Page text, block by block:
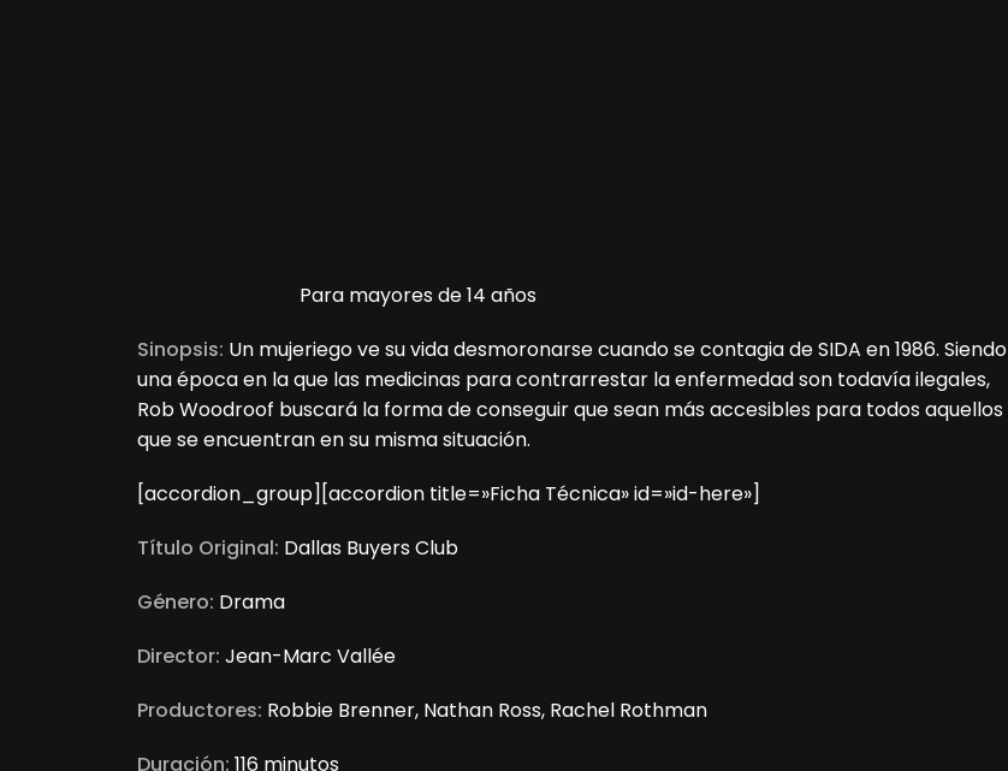
Para mayores de 14 años
Sinopsis: Un mujeriego ve su vida desmoronarse cuando se contagia de SIDA en 1986. Siendo
una época en la que las medicinas para contrarrestar la enfermedad son todavía ilegales,
Rob Woodroof buscará la forma de conseguir que sean más accesibles para todos aquellos
que se encuentran en su misma situación.
[accordion_group][accordion title=»Ficha Técnica» id=»id-here»]
Título Original: Dallas Buyers Club
Género: Drama
Director: Jean-Marc Vallée
Productores: Robbie Brenner, Nathan Ross, Rachel Rothman
Duración: 116 minutos